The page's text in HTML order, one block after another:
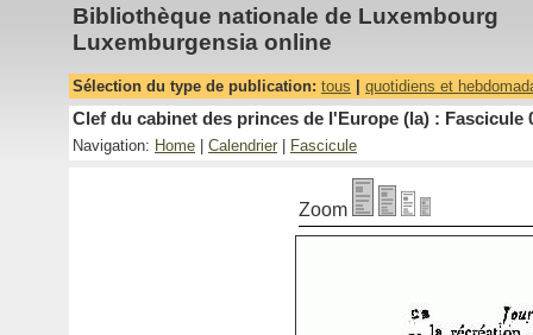
Bibliothèque nationale de Luxembourg
Luxemburgensia online
Sélection du type de publication: tous quotidiens et
Clef du cabinet des princes de l'Europe (la) : Fascicule
Navigation: Home Calendrier Fascicule
Zoom